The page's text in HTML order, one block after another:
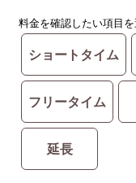
料金を確認したい項目を
ショートタイム
フリータイム
延長